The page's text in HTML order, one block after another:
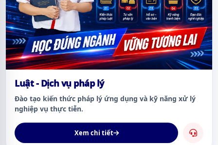
Luật - Dịch vụ pháp lý
Đào tạo kiến thức pháp lý ứng dụng và kỹ năng xử lý
nghiệp vụ thực tiễn.
Xem chi tiết